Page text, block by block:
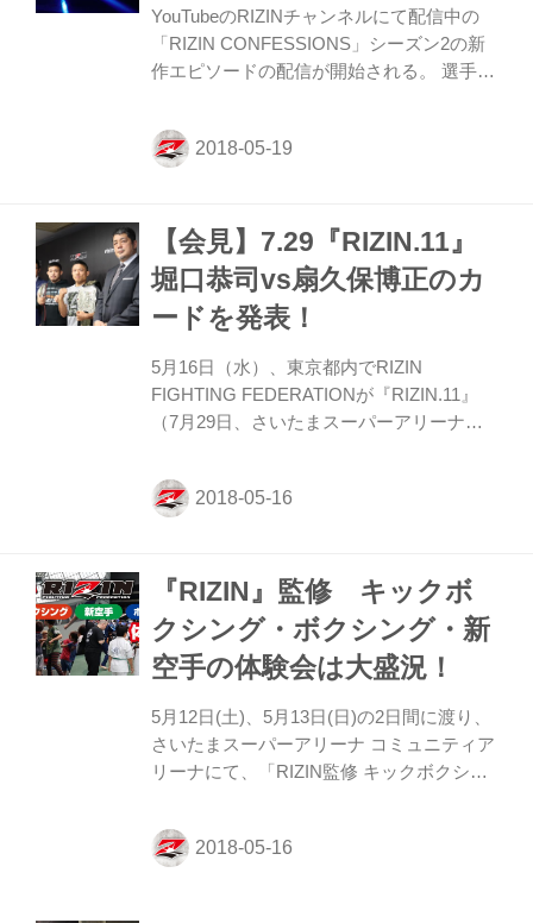
みんなで楽しみながら考えていくカリキュ
ラムが予定されている。 生徒募集は5月31
日（木）当日中まで。マドンナの登場で学
YouTubeのRIZINチャンネルにて配信中の
「RIZIN CONFESSIONS」シーズン2の新
作エピソードの配信が開始される。 選手そ
か、練習への取り組み。さらに家族や恩師
たちが語る選手の人間性など大会の舞台裏
なるドキュメンタリー番組。 今回、配信さ
れる新作エピソード（#12）では、5月6日
（土）にマリンメッセ福岡で行われた
『RIZIN.10』のバックステージの模様を中
る試合分析や心情、浜崎朱加選手の涙の判
定勝利の裏側、“秒殺KO”で圧...
【会見】7.29『RIZIN.11』
堀口恭司vs扇久保博正のカ
ードを発表！
5月16日（水）、東京都内でRIZIN
FIGHTING FEDERATIONが『RIZIN.11』
（7月29日、さいたまスーパーアリーナ）
員長榊原信行、RIZIN統括本部長髙田延
彦、堀口恭司、扇久保博正が出席。対戦カ
マリンメッセ福岡）で衝撃の1R9秒KO勝利
を挙げた堀口恭司（アメリカン・トップチ
ーム）の『RIZIN.11』参戦が決まった。対
戦相手は『RIZIN』初参戦となる扇久保博
2013年3月、修斗世界フェザー級タイ...
『RIZIN』監修 キックボ
クシング・ボクシング・新
空手の体験会は大盛況！
5月12日(土)、5月13日(日)の2日間に渡り、
さいたまスーパーアリーナ コミュニティア
リーナにて、「RIZIN監修 キックボクシン
れた。 さいたま市が主催する『さいたまス
ポーツフェスティバル 2018』の中で催さ